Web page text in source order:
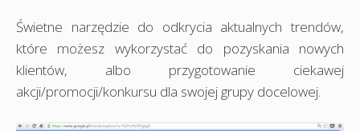
Świetne narzędzie do odkrycia aktualnych trendów,
które możesz wykorzystać do pozyskania nowych
klientów, albo przygotowanie ciekawej
akcji/promocji/konkursu dla swojej grupy docelowej.